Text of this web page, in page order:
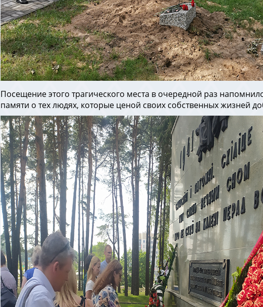
Посещение этого трагического места в очередной раз
памяти о тех людях, которые ценой своих собственных жизней